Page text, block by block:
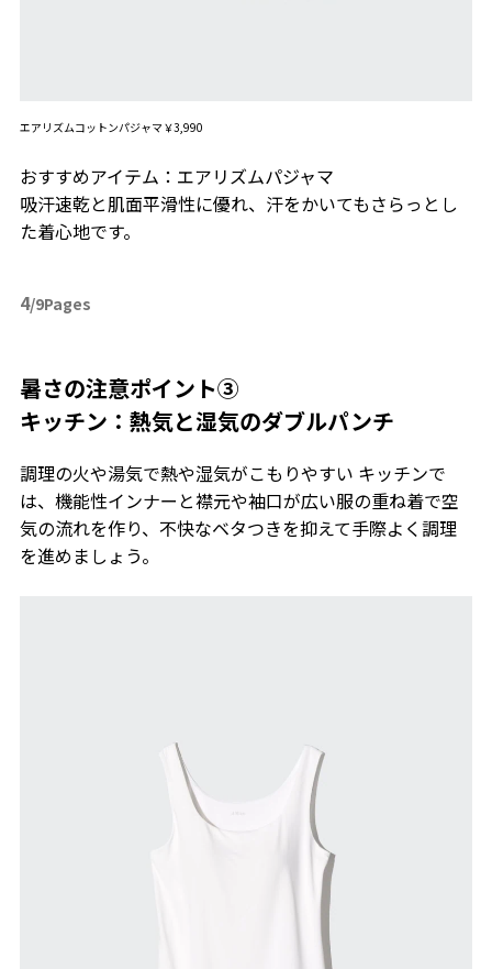
エアリズムコットンパジャマ￥3,990
おすすめアイテム：エアリズムパジャマ
吸汗速乾と肌面平滑性に優れ、汗をかいてもさらっとし
た着心地です。
4/9Pages
暑さの注意ポイント③
キッチン：熱気と湿気のダブルパンチ
調理の火や湯気で熱や湿気がこもりやすい キッチンで
は、機能性インナーと襟元や袖口が広い服の重ね着で空
気の流れを作り、不快なベタつきを抑えて手際よく調理
を進めましょう。